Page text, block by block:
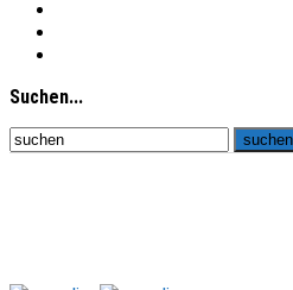
Suchen...